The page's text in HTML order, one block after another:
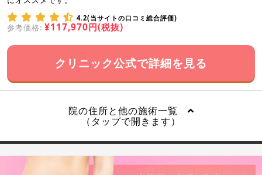
4.2(当サイトの口コミ総合評価)
参考価格: ¥117,970円(税抜)
クリニック公式で詳細を見る
院の住所と他の施術一覧
（タップで開きます）